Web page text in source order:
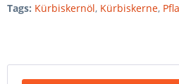
Tags: Kürbiskernöl, Kürbiskerne,